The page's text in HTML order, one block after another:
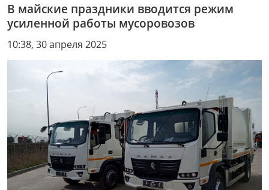
В майские праздники вводится режим
усиленной работы мусоровозов
10:38, 30 апреля 2025